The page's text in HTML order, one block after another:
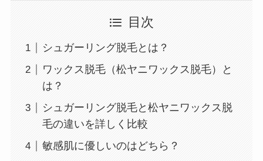
目次
シュガーリング脱毛とは？
ワックス脱毛（松ヤニワックス脱毛）と
は？
シュガーリング脱毛と松ヤニワックス脱
毛の違いを詳しく比較
敏感肌に優しいのはどちら？